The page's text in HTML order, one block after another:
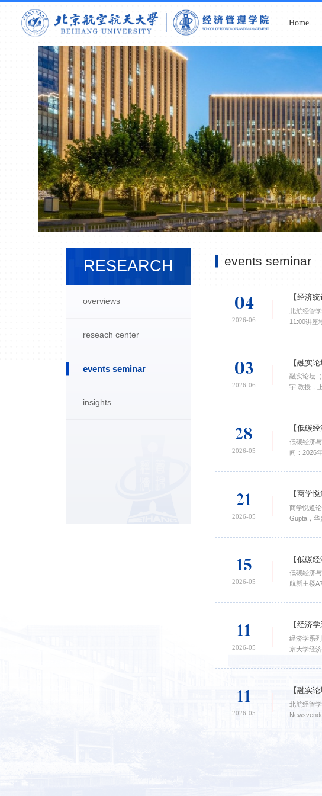
Home
RESEARCH
overviews
reseach center
events seminar
insights
events seminar
04
2026-06
【经济
北航经管学院“经济统
11:00讲座
03
2026-06
【融实
融实论坛
宇 教授，
28
2026-05
【低碳
低碳经济
间：2026
...
21
2026-05
【商学
商学悦道论坛2026年第4期，总第76期 讲
Gupta，华
15
2026-05
【低碳
低碳经济
航新主楼
11
2026-05
【经济
经济学系
京大学经
11
2026-05
【融实
北航经管